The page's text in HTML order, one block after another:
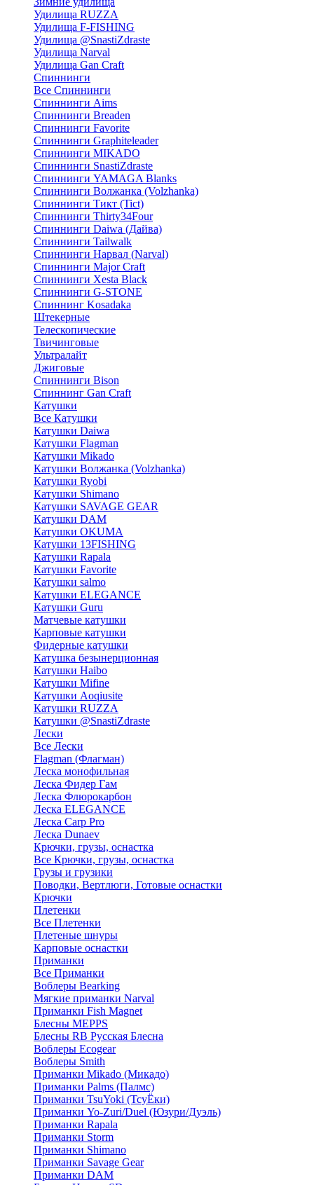
Удилища RUZZA
Удилища F-FISHING
Удилища @SnastiZdraste
Удилища Narval
Удилища Gan Craft
Спиннинги
Все Спиннинги
Спиннинги Aims
Спиннинги Breaden
Спиннинги Favorite
Спиннинги Graphiteleader
Спиннинги MIKADO
Спиннинги SnastiZdraste
Спиннинги YAMAGA Blanks
Спиннинги Волжанка (Volzhanka)
Спиннинги Тикт (Tict)
Спиннинги Thirty34Four
Спиннинги Daiwa (Дайва)
Спиннинги Tailwalk
Спиннинги Нарвал (Narval)
Спиннинги Major Craft
Спиннинги Xesta Black
Спиннинги G-STONE
Спиннинг Kosadaka
Штекерные
Телескопические
Твичинговые
Ультралайт
Джиговые
Спиннинги Bison
Спиннинг Gan Craft
Катушки
Все Катушки
Катушки Daiwa
Катушки Flagman
Катушки Mikado
Катушки Волжанка (Volzhanka)
Катушки Ryobi
Катушки Shimano
Катушки SAVAGE GEAR
Катушки DAM
Катушки OKUMA
Катушки 13FISHING
Катушки Rapala
Катушки Favorite
Катушки salmo
Катушки ELEGANCE
Катушки Guru
Матчевые катушки
Карповые катушки
Фидерные катушки
Катушка безынерционная
Катушки Haibo
Катушки Mifine
Катушки Aoqiusite
Катушки RUZZA
Катушки @SnastiZdraste
Лески
Все Лески
Flagman (Флагман)
Леска монофильная
Леска Фидер Гам
Леска Флюрокарбон
Леска ELEGANCE
Леска Carp Pro
Леска Dunaev
Крючки, грузы, оснастка
Все Крючки, грузы, оснастка
Грузы и грузики
Поводки, Вертлюги, Готовые оснастки
Крючки
Плетенки
Все Плетенки
Плетеные шнуры
Карповые оснастки
Приманки
Все Приманки
Воблеры Bearking
Мягкие приманки Narval
Приманки Fish Magnet
Блесны MEPPS
Блесны RB Русская Блесна
Воблеры Ecogear
Воблеры Smith
Приманки Mikado (Микадо)
Приманки Palms (Палмс)
Приманки TsuYoki (ТсуЁки)
Приманки Yo-Zuri/Duel (Юзури/Дуэль)
Приманки Rapala
Приманки Storm
Приманки Shimano
Приманки Savage Gear
Приманки DAM